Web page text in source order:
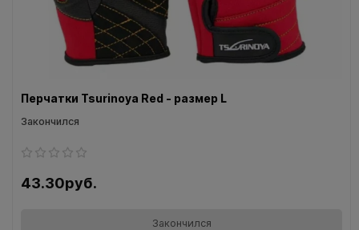
Перчатки Tsurinoya Red - размер L
Закончился
43.30руб.
Закончился